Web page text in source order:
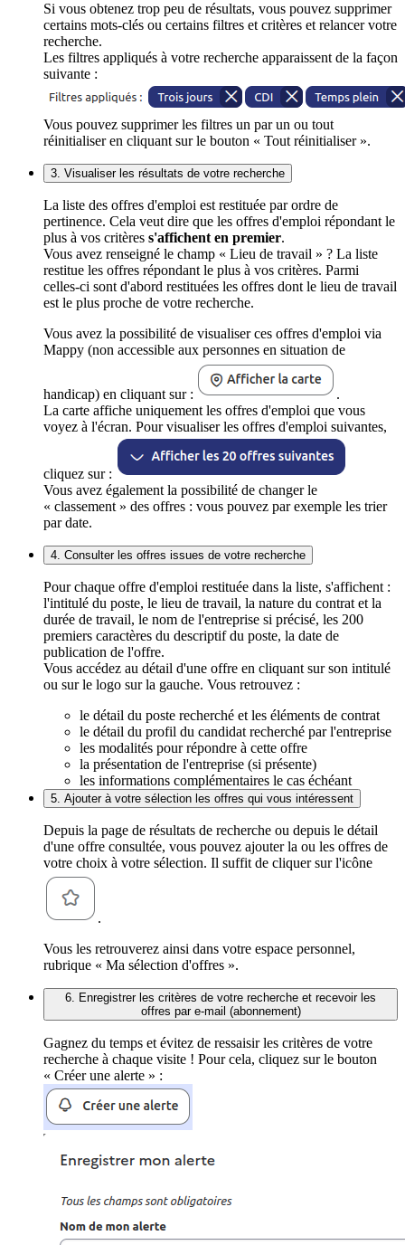
Si vous obtenez trop peu de résultats, vous pouvez supprimer
certains mots-clés ou certains filtres et critères et relancer votre
recherche.
Les filtres appliqués à votre recherche apparaissent de la façon
suivante :
Vous pouvez supprimer les filtres un par un ou tout
réinitialiser en cliquant sur le bouton « Tout réinitialiser ».
3. Visualiser les résultats de votre recherche
La liste des offres d'emploi est restituée par ordre de
pertinence. Cela veut dire que les offres d'emploi répondant le
plus à vos critères s'affichent en premier.
Vous avez renseigné le champ « Lieu de travail » ? La liste
restitue les offres répondant le plus à vos critères. Parmi
celles-ci sont d'abord restituées les offres dont le lieu de travail
est le plus proche de votre recherche.
Vous avez la possibilité de visualiser ces offres d'emploi via
Mappy (non accessible aux personnes en situation de
handicap) en cliquant sur :
.
La carte affiche uniquement les offres d'emploi que vous
voyez à l'écran. Pour visualiser les offres d'emploi suivantes,
cliquez sur :
Vous avez également la possibilité de changer le
« classement » des offres : vous pouvez par exemple les trier
par date.
4. Consulter les offres issues de votre recherche
Pour chaque offre d'emploi restituée dans la liste, s'affichent :
l'intitulé du poste, le lieu de travail, la nature du contrat et la
durée de travail, le nom de l'entreprise si précisé, les 200
premiers caractères du descriptif du poste, la date de
publication de l'offre.
Vous accédez au détail d'une offre en cliquant sur son intitulé
ou sur le logo sur la gauche. Vous retrouvez :
le détail du poste recherché et les éléments de contrat
le détail du profil du candidat recherché par l'entreprise
les modalités pour répondre à cette offre
la présentation de l'entreprise (si présente)
les informations complémentaires le cas échéant
5. Ajouter à votre sélection les offres qui vous intéressent
Depuis la page de résultats de recherche ou depuis le détail
d'une offre consultée, vous pouvez ajouter la ou les offres de
votre choix à votre sélection. Il suffit de cliquer sur l'icône
.
Vous les retrouverez ainsi dans votre espace personnel,
rubrique « Ma sélection d'offres ».
6. Enregistrer les critères de votre recherche et recevoir les
offres par e-mail (abonnement)
Gagnez du temps et évitez de ressaisir les critères de votre
recherche à chaque visite ! Pour cela, cliquez sur le bouton
« Créer une alerte » :